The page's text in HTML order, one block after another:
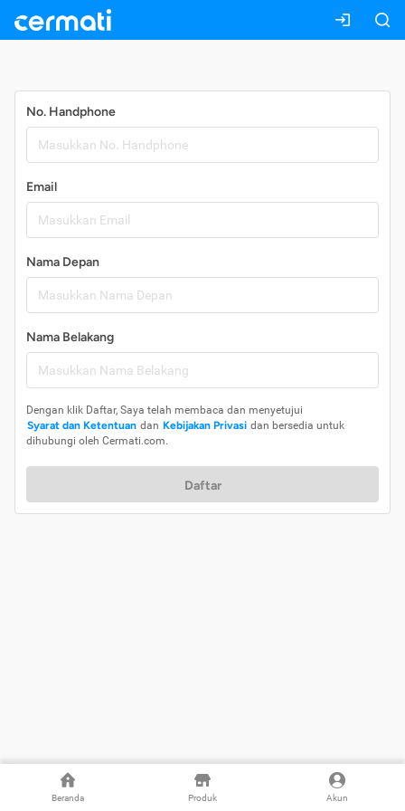
Beranda Produk Akun
No. Handphone
Email
Nama Depan
Nama Belakang
Dengan klik Daftar, Saya telah membaca dan menyetujui
Syarat dan Ketentuan dan Kebijakan Privasi dan bersedia untuk
dihubungi oleh Cermati.com.
Daftar